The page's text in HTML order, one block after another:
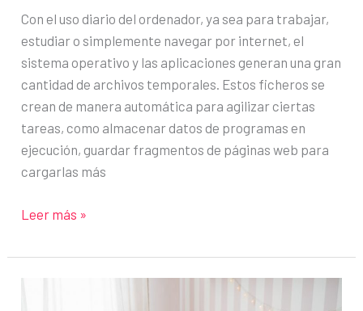
Con el uso diario del ordenador, ya sea para trabajar,
estudiar o simplemente navegar por internet, el
sistema operativo y las aplicaciones generan una gran
cantidad de archivos temporales. Estos ficheros se
crean de manera automática para agilizar ciertas
tareas, como almacenar datos de programas en
ejecución, guardar fragmentos de páginas web para
cargarlas más
Cómo
archivos
temporales
Leer más »